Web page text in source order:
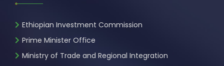
Ethiopian Investment Commission
Prime Minister Office
Ministry of Trade and Regional Integration